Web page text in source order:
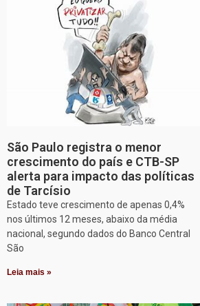
São Paulo registra o menor
crescimento do país e CTB-SP
alerta para impacto das políticas
de Tarcísio
Estado teve crescimento de apenas 0,4%
nos últimos 12 meses, abaixo da média
nacional, segundo dados do Banco Central
São
Leia mais »